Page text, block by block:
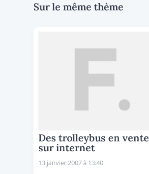
Sur le même thème
Des trolleybus en vente
sur internet
13 janvier 2007 à 13:40